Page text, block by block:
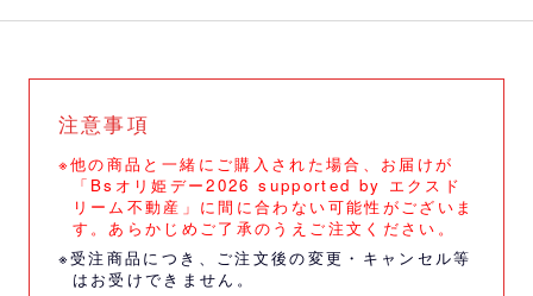
注意事項
※他の商品と一緒にご購入された場合、お届けが
「Bsオリ姫デー2026 supported by エクスド
リーム不動産」に間に合わない可能性がございま
す。あらかじめご了承のうえご注文ください。
※受注商品につき、ご注文後の変更・キャンセル等
はお受けできません。